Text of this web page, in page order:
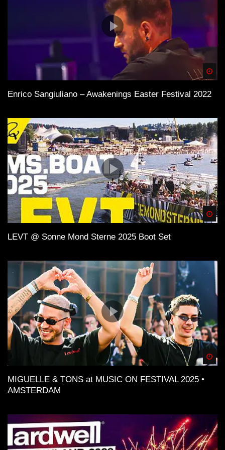
Enrico Sangiuliano – Awakenings Easter Festival 2022
LEVT @ Sonne Mond Sterne 2025 Boot Set
MIGUELLE & TONS at MUSIC ON FESTIVAL 2025 •
AMSTERDAM